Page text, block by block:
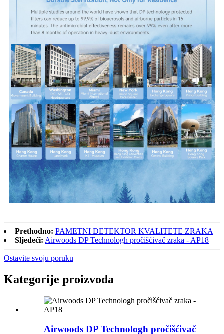
Prethodno: PAMETNI DETEKTOR KVALITETE ZRAKA
Sljedeći: Airwoods DP Technologh pročišćivač zraka - AP18
Ostavite svoju poruku
Kategorije proizvoda
Airwoods DP Technologh pročišćivač